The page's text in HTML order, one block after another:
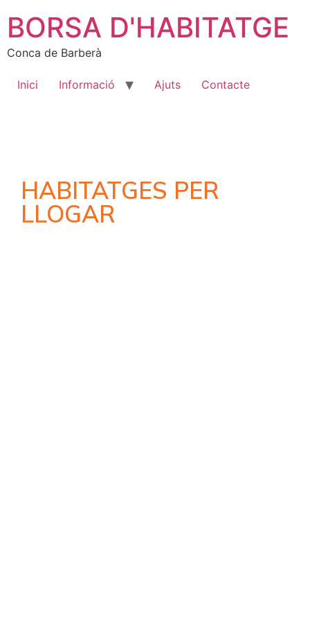
BORSA D'HABITATGE
Conca de Barberà
Inici Informació Ajuts Contacte
HABITATGES PER
LLOGAR